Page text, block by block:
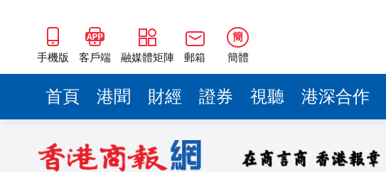
手機版 客戶端 融媒體矩陣 郵箱
簡
簡體
首頁 港聞 財經 證券 視聽 港深合作